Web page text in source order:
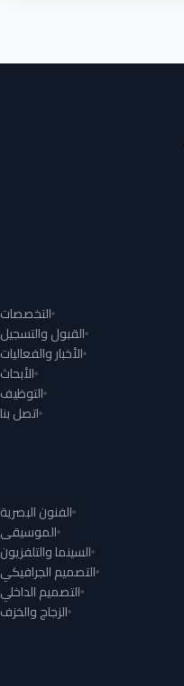
التخصصات
القبول والتسجيل
الأخبار والفعاليات
الأبحاث
التوظيف
اتصل بنا
الفنون البصرية
الموسيقى
السينما والتلفزيون
التصميم الجرافيكي
التصميم الداخلي
الزجاج والخزف